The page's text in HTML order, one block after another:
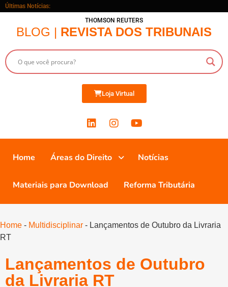
Últimas Notícias:
THOMSON REUTERS
BLOG | REVISTA DOS TRIBUNAIS
Loja Virtual
Home Áreas do Direito Notícias
Materiais para Download Reforma Tributária
Home - Multidisciplinar - Lançamentos de Outubro da Livraria
RT
Lançamentos de Outubro
da Livraria RT